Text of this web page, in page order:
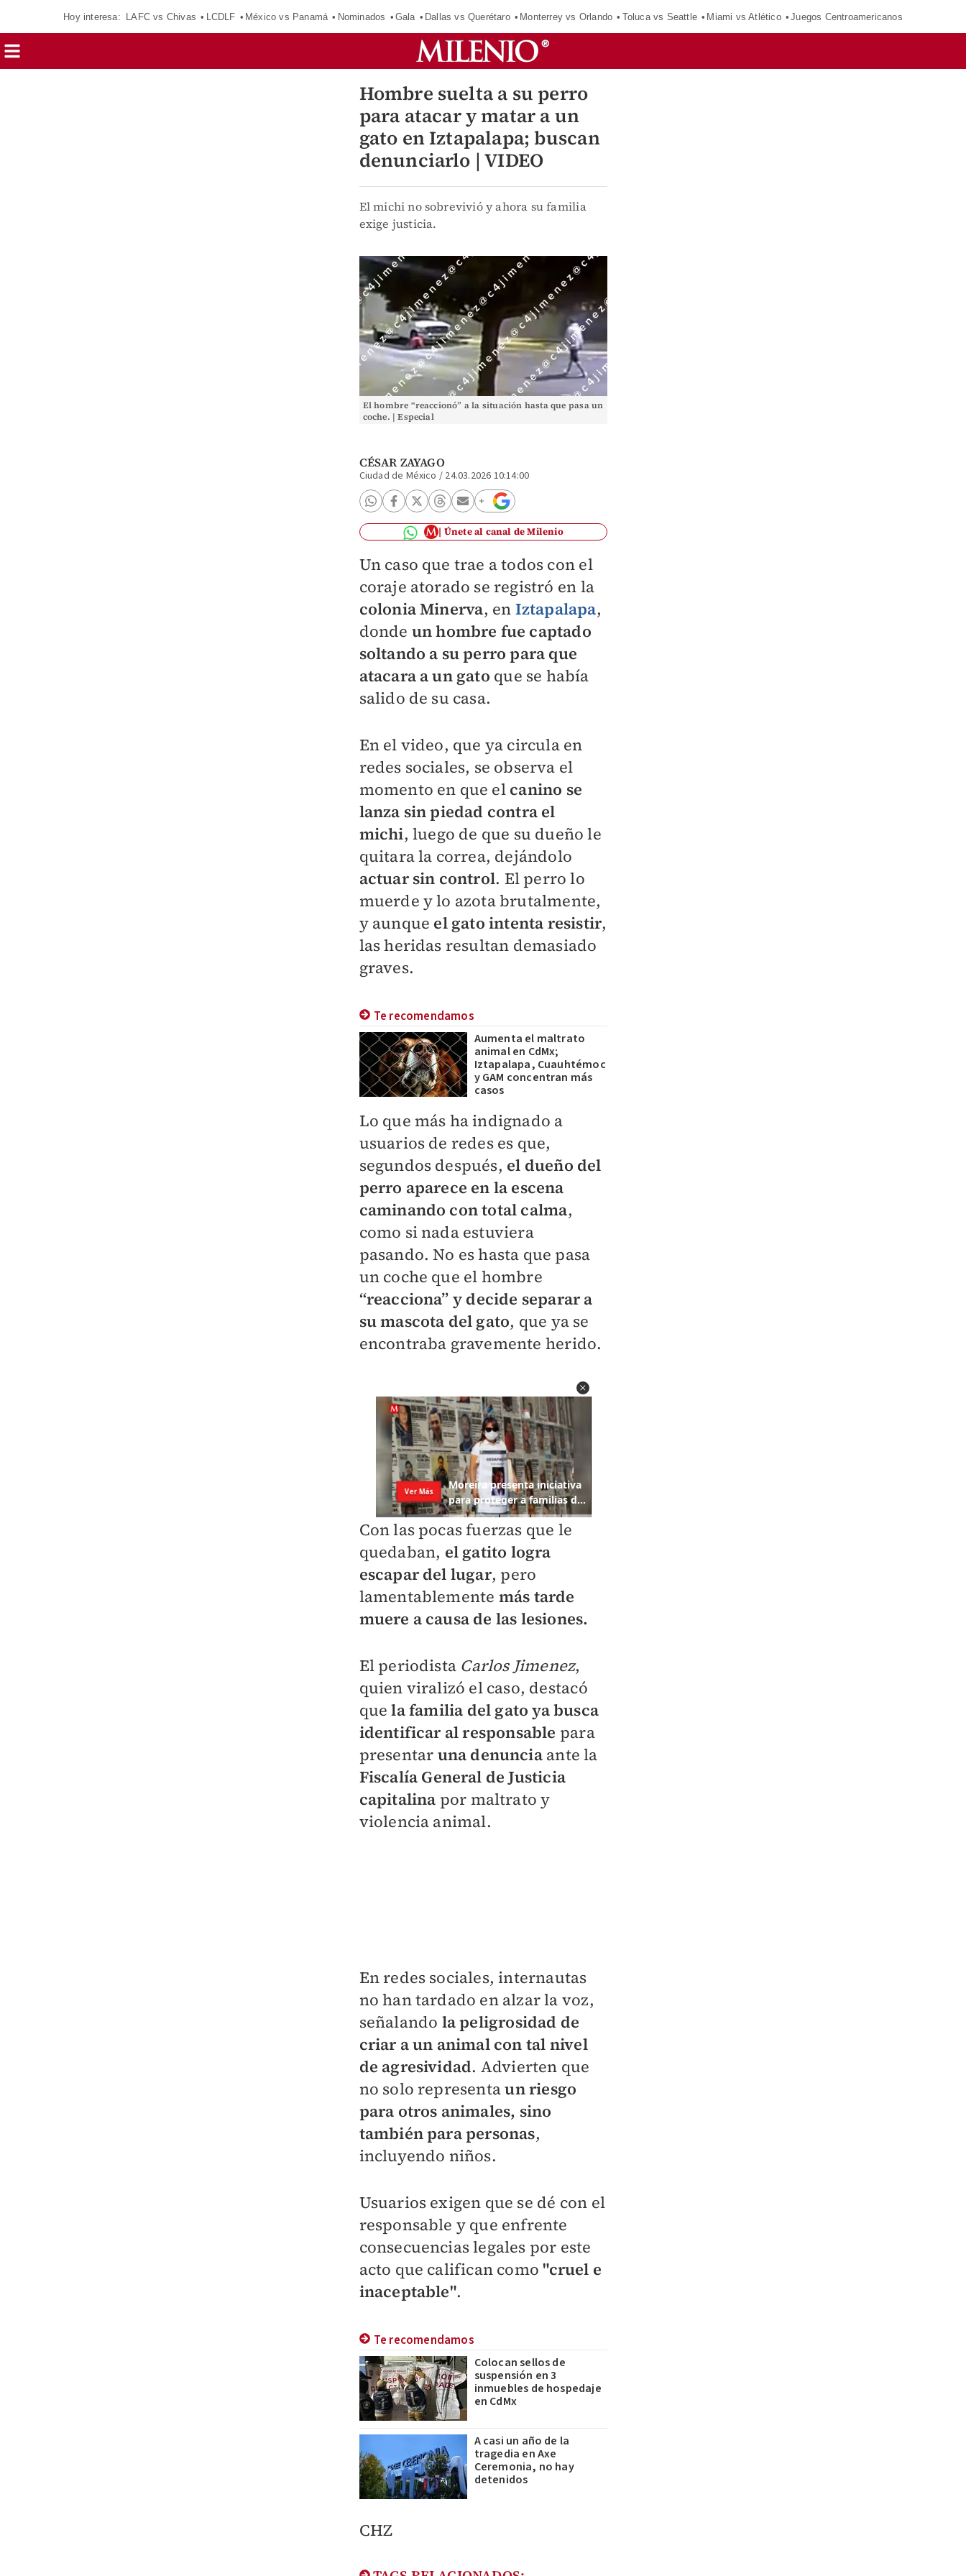
Hoy interesa: LAFC vs Chivas LCDLF México vs Panamá Nominados Gala Dallas vs Querétaro Monterrey vs Orlando Toluca vs Seattle Miami vs Atlético Juegos Centroamericanos
Hombre suelta a su perro
para atacar y matar a un
gato en Iztapalapa; buscan
denunciarlo | VIDEO
El michi no sobrevivió y ahora su familia
exige justicia.
El hombre “reaccionó” a la situación hasta que pasa un
coche. | Especial
CÉSAR ZAYAGO
Ciudad de México / 24.03.2026 10:14:00
Únete al canal de Milenio
Un caso que trae a todos con el
coraje atorado se registró en la
colonia Minerva, en Iztapalapa,
donde un hombre fue captado
soltando a su perro para que
atacara a un gato que se había
salido de su casa.
En el video, que ya circula en
redes sociales, se observa el
momento en que el canino se
lanza sin piedad contra el
michi, luego de que su dueño le
quitara la correa, dejándolo
actuar sin control. El perro lo
muerde y lo azota brutalmente,
y aunque elgato intenta resistir,
las heridas resultan demasiado
graves.
Te recomendamos
Aumenta el maltrato
animal en CdMx;
Iztapalapa, Cuauhtémoc
y GAM concentran más
casos
Lo que más ha indignado a
usuarios de redes es que,
segundos después, el dueño del
perro aparece en la escena
caminando con total calma,
como si nada estuviera
pasando. No es hasta que pasa
un coche que el hombre
“reacciona” y decide separar a
su mascota del gato, que ya se
encontraba gravemente herido.
Con las pocas fuerzas que le
quedaban, el gatito logra
escapar del lugar, pero
lamentablemente más tarde
muere a causa de las lesiones.
El periodista Carlos Jimenez,
quien viralizó el caso, destacó
que la familia del gato ya busca
identificar al responsable para
presentar una denunciaante la
Fiscalía General de Justicia
capitalina por maltrato y
violencia animal.
En redes sociales, internautas
no han tardado en alzar la voz,
señalando lapeligrosidad de
criar a un animal con tal nivel
de agresividad. Advierten que
no solo representaun riesgo
para otros animales, sino
también para personas,
incluyendo niños.
Usuarios exigen que se dé con el
responsable y que enfrente
consecuencias legales por este
acto que califican como"cruel e
inaceptable".
Te recomendamos
Colocan sellos de
suspensión en 3
inmuebles de hospedaje
en CdMx
A casi un año de la
tragedia en Axe
Ceremonia, no hay
detenidos
CHZ